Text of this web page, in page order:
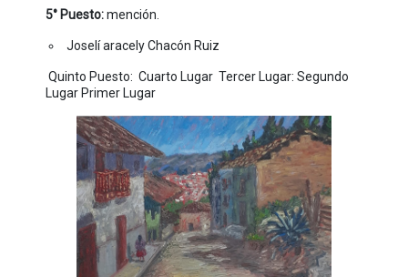
5° Puesto:mención.
Joselí aracely Chacón Ruiz
Quinto Puesto: Cuarto Lugar Tercer Lugar: Segundo
Lugar Primer Lugar